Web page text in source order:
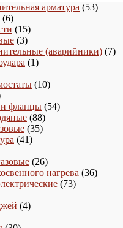
арматура 5353
66
товаров
1515
товаров
33
товара(аварийники) 77
11
1010
фланцы 5454
8888
товаров
3535
4141
2626
товаров
нагрева 3636
7373
44